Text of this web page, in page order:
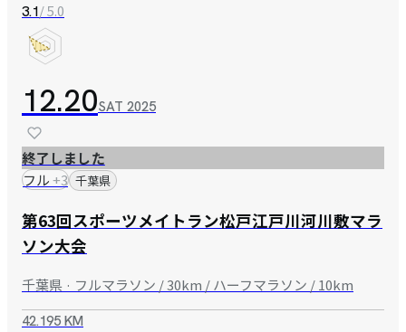
3.1/ 5.0
12.20SAT 2025
終了しました
フル+3 千葉県
第63回スポーツメイトラン松戸江戸川河川敷マラ
ソン大会
千葉県 · フルマラソン / 30km / ハーフマラソン / 10km
42.195 KM